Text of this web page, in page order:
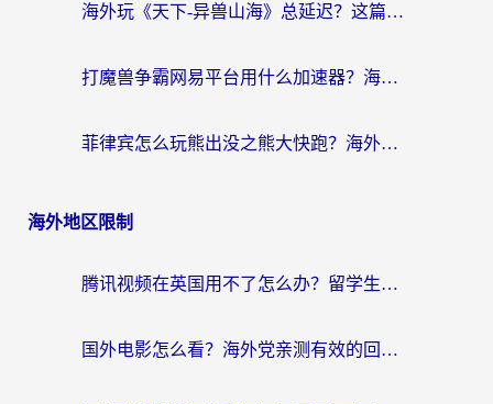
海外玩《天下-异兽山海》总延迟？这篇延迟加速器指南帮你告别卡顿（附日本玩Sky光·遇最高警戒解决方案）
打魔兽争霸网易平台用什么加速器？海外党亲测有效的国服游戏加速指南
菲律宾怎么玩熊出没之熊大快跑？海外党国服游戏加速终极攻略（附3款热门游戏实测）
海外地区限制
腾讯视频在英国用不了怎么办？留学生亲测有效的回国加速器指南
国外电影怎么看？海外党亲测有效的回国加速器选择指南